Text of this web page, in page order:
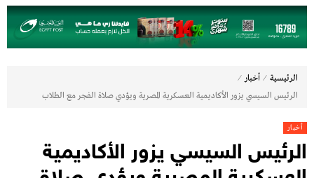
الرئيسية ⁄ أخبار ⁄
الرئيس السيسي يزور الأكاديمية العسكرية المصرية ويؤدي صلاة الفجر مع الطلاب
أخبار
الرئيس السيسي يزور الأكاديمية